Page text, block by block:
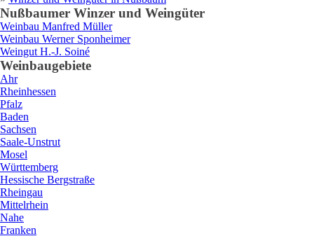
Nußbaumer Winzer und Weingüter
Weinbau Manfred Müller
Weinbau Werner Sponheimer
Weingut H.-J. Soiné
Weinbaugebiete
Ahr
Rheinhessen
Pfalz
Baden
Sachsen
Saale-Unstrut
Mosel
Württemberg
Hessische Bergstraße
Rheingau
Mittelrhein
Nahe
Franken